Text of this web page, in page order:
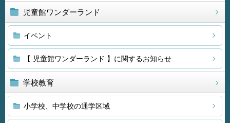
児童館ワンダーランド
イベント
【 児童館ワンダーランド 】に関するお知らせ
学校教育
小学校、中学校の通学区域